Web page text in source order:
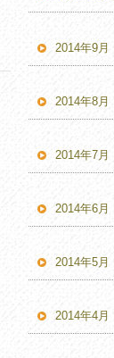
2014年9月
2014年8月
2014年7月
2014年6月
2014年5月
2014年4月